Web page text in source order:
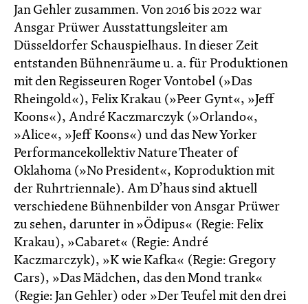
Jan Gehler zusammen. Von 2016 bis 2022 war
Ansgar Prüwer Ausstattungsleiter am
Düsseldorfer Schauspielhaus. In dieser Zeit
entstanden Bühnenräume u. a. für Produktionen
mit den Regisseuren Roger Vontobel (»Das
Rheingold«), Felix Krakau (»Peer Gynt«, »Jeff
Koons«), André Kaczmarczyk (»Orlando«,
»Alice«, »Jeff Koons«) und das New Yorker
Performancekollektiv Nature Theater of
Oklahoma (»No President«, Koproduktion mit
der Ruhrtriennale). Am D’haus sind aktuell
verschiedene Bühnenbilder von Ansgar Prüwer
zu sehen, darunter in »Ödipus« (Regie: Felix
Krakau), »Cabaret« (Regie: André
Kaczmarczyk), »K wie Kafka« (Regie: Gregory
Cars), »Das Mädchen, das den Mond trank«
(Regie: Jan Gehler) oder »Der Teufel mit den drei